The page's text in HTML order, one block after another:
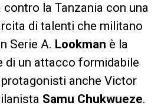
la Tanzania con una
di talenti che militano
Serie A. Lookman è la
di un attacco formidabile
anche Victor
Samu Chukwueze.